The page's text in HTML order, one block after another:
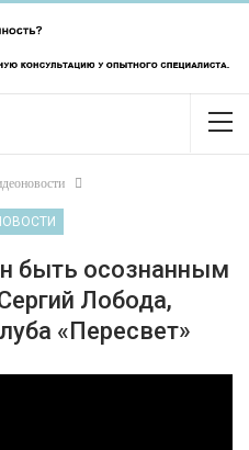
быть осознанным
Лобода,
«Пересвет»